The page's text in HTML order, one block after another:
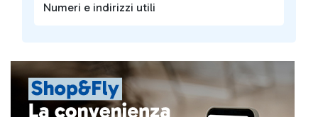
Numeri e indirizzi utili